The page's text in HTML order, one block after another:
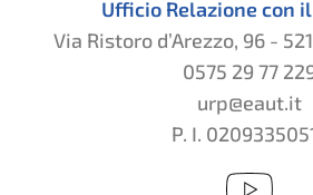
Ufficio Relazione con
Via Ristoro d’Arezzo, 96 -
0575 29 77
urp@eaut.it
P. I.